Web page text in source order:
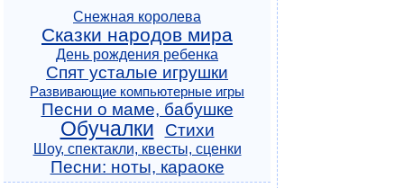
Снежная королева
Сказки народов мира
День рождения ребенка
Спят усталые игрушки
Развивающие компьютерные игры
Песни о маме, бабушке
Обучалки Стихи
Шоу, спектакли, квесты, сценки
Песни: ноты, караоке